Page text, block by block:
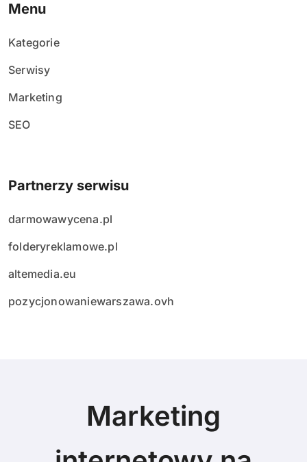
s
ó
w
Menu
Kategorie
Serwisy
Marketing
SEO
Partnerzy serwisu
darmowawycena.pl
folderyreklamowe.pl
altemedia.eu
pozycjonowaniewarszawa.ovh
Marketing